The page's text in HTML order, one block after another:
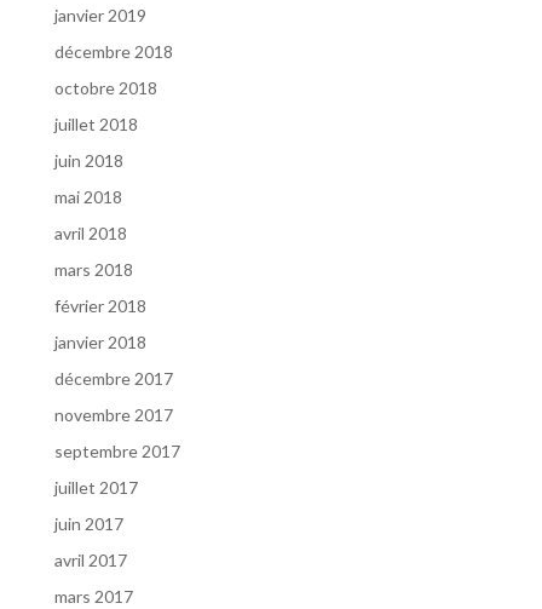
janvier 2019
décembre 2018
octobre 2018
juillet 2018
juin 2018
mai 2018
avril 2018
mars 2018
février 2018
janvier 2018
décembre 2017
novembre 2017
septembre 2017
juillet 2017
juin 2017
avril 2017
mars 2017